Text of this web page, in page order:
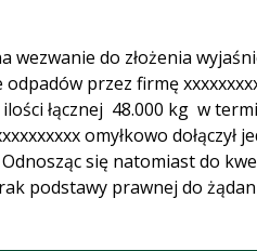
wezwanie do złożenia
przez firmę
łącznej 48.000 kg w
omyłkowo dołączył
się natomiast do
podstawy prawnej do